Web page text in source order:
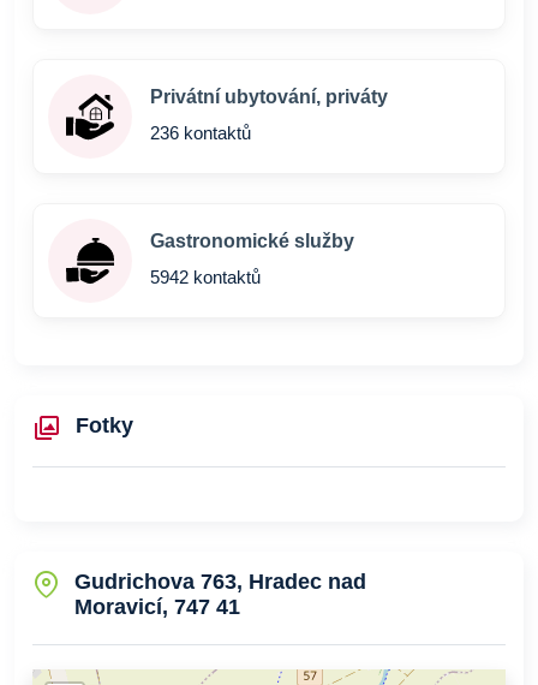
Privátní ubytování, priváty
236 kontaktů
Gastronomické služby
5942 kontaktů
Fotky
Gudrichova 763, Hradec nad
Moravicí, 747 41